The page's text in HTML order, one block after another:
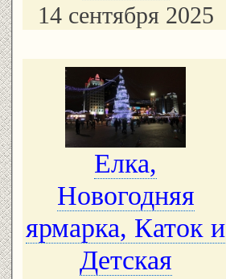
14 сентября 2025
Елка,
Новогодняя
ярмарка, Каток и
Детская